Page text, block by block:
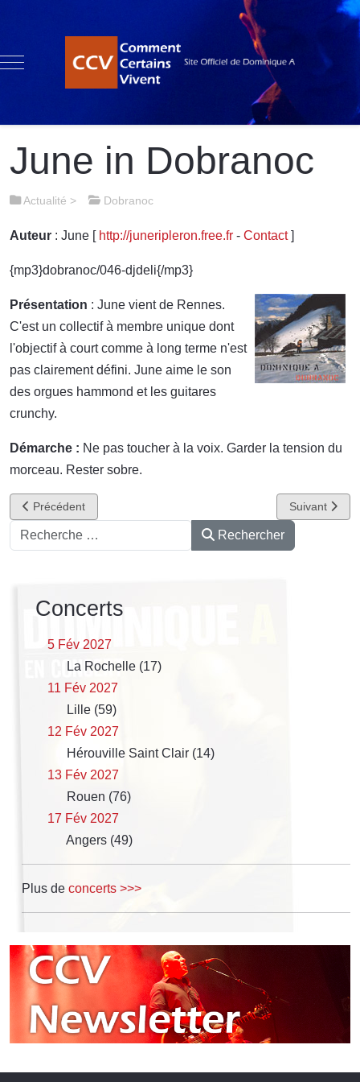
Mobile Menu Toggle
June in Dobranoc
Actualité > Dobranoc
Auteur : June [ http://juneripleron.free.fr - Contact]
{mp3}dobranoc/046-djdeli{/mp3}
Présentation : June vient de Rennes.
C'est un collectif à membre unique dont
l'objectif à court comme à long terme n'est
pas clairement défini. June aime le son
des orgues hammond et les guitares
crunchy.
Démarche : Ne pas toucher à la voix. Garder la tension du
morceau. Rester sobre.
Article précédent : Dobranoc Ponpon's Mix 2004
Précédent Article
Suivant
Rechercher Rechercher
Concerts
5 Fév 2027
La Rochelle (17)
11 Fév 2027
Lille (59)
12 Fév 2027
Hérouville Saint Clair (14)
13 Fév 2027
Rouen (76)
17 Fév 2027
Angers (49)
Plus de concerts >>>